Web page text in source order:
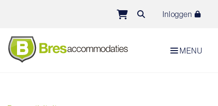
Inloggen
MENU